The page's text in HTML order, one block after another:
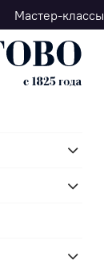
Мастер-классы